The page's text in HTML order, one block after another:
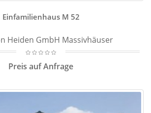
Einfamilienhaus M 52
Heiden GmbH Massivhäuser
Preis auf Anfrage